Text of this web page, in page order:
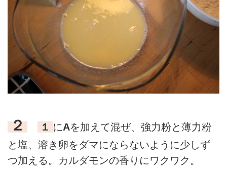
２ １ にAを加えて混ぜ、強力粉と薄力粉
と塩、溶き卵をダマにならないように少しず
つ加える。カルダモンの香りにワクワク。